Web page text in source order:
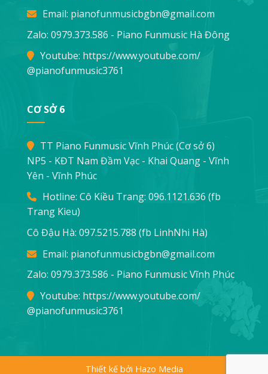
Email: pianofunmusicbgbn@gmail.com
Zalo: 0979.373.586 - Piano Funmusic Hà Đông
Youtube: https://www.youtube.com/
@pianofunmusic3761
CƠ SỞ 6
TT Piano Funmusic Vĩnh Phúc (Cơ sở 6)
NP5 - KĐT Nam Đầm Vạc - Khai Quang - Vĩnh
Yên - Vĩnh Phúc
Hotline: Cô Kiều Trang: 096.1121.636 (fb
Trang Kieu)
Cô Đậu Hà: 097.5215.788 (fb LinhNhi Hà)
Email: pianofunmusicbgbn@gmail.com
Zalo: 0979.373.586 - Piano Funmusic Vĩnh Phúc
Youtube: https://www.youtube.com/
@pianofunmusic3761
Thiết kế bởi Hazo Media